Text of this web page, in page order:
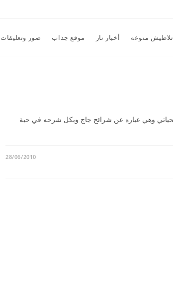
تلاطيش منوعه أخبار نار موقع جذاب صور وتعليقات
وهي عباره عن شرائح جاج وبكل شرحه في حبة
28/06/2010